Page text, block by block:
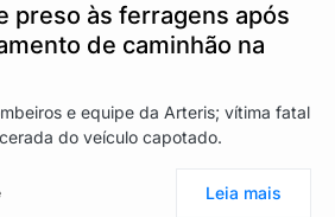
preso às ferragens após
de caminhão na
e equipe da Arteris; vítima fatal
do veículo capotado.
Leia mais